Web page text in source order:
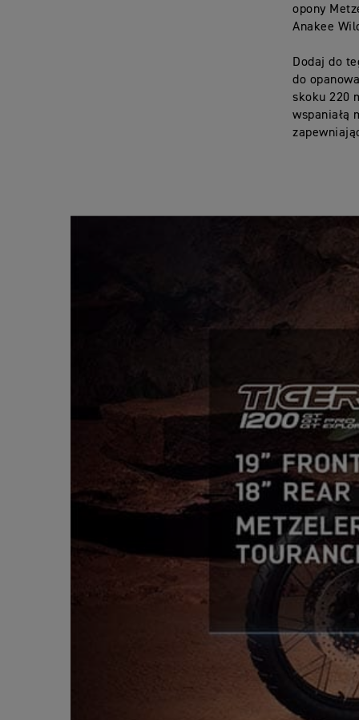
opony
Anakee
Dodaj do
do
skoku 220
wspaniałą